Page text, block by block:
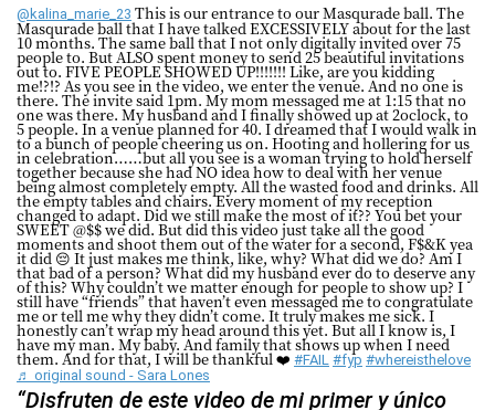
@kalina_marie_23 This is our entrance to our Masqurade ball. The
Masqurade ball that I have talked EXCESSIVELY about for the last
10 months. The same ball that I not only digitally invited over 75
people to. But ALSO spent money to send 25 beautiful invitations
out to. FIVE PEOPLE SHOWED UP!!!!!!! Like, are you kidding
me!?!? As you see in the video, we enter the venue. And no one is
there. The invite said 1pm. My mom messaged me at 1:15 that no
one was there. My husband and I finally showed up at 2oclock, to
5 people. In a venue planned for 40. I dreamed that I would walk in
to a bunch of people cheering us on. Hooting and hollering for us
in celebration……but all you see is a woman trying to hold herself
together because she had NO idea how to deal with her venue
being almost completely empty. All the wasted food and drinks. All
the empty tables and chairs. Every moment of my reception
changed to adapt. Did we still make the most of it?? You bet your
SWEET @$$ we did. But did this video just take all the good
moments and shoot them out of the water for a second, F$&K yea
it did 😔 It just makes me think, like, why? What did we do? Am I
that bad of a person? What did my husband ever do to deserve any
of this? Why couldn’t we matter enough for people to show up? I
still have “friends” that haven’t even messaged me to congratulate
me or tell me why they didn’t come. It truly makes me sick. I
honestly can’t wrap my head around this yet. But all I know is, I
have my man. My baby. And family that shows up when I need
them. And for that, I will be thankful ❤️ #FAIL #fyp #whereisthelove
♬ original sound - Sara Lones
“Disfruten de este video de mi primer y único